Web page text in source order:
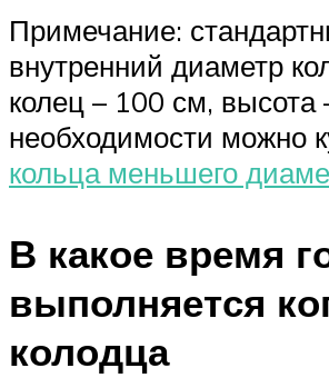
Примечание:
внутренний диаметр
колец – 100 см, высота
необходимости можно
кольца меньшего
В какое время
выполняется
колодца